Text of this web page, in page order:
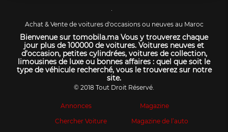
Achat & Vente de voitures d'occasions ou neuves au Maroc
Bienvenue sur tomobila.ma Vous y trouverez chaque
jour plus de 100000 de voitures. Voitures neuves et
d’occasion, petites cylindrées, voitures de collection,
limousines de luxe ou bonnes affaires : quel que soit le
type de véhicule recherché, vous le trouverez sur notre
site.
© 2018 Tout Droit Réservé.
Annonces
Chercher Voiture
Magazine
Magazine de l’auto